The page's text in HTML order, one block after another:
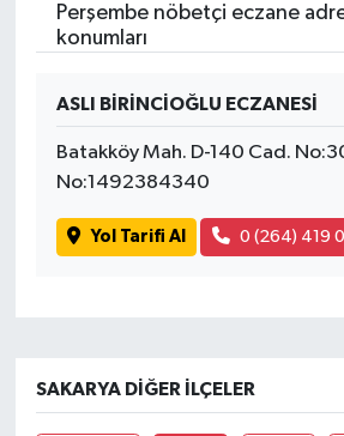
Perşembe nöbetçi eczane
konumları
ASLI BİRİNCİOĞLU ECZANESİ
Batakköy Mah. D-140 Cad.
No:1492384340
Yol Tarifi Al 0 (264) 419
SAKARYA DIĞER İLÇELER